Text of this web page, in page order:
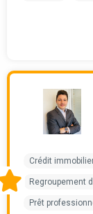
Crédit
Regroupement
Prêt